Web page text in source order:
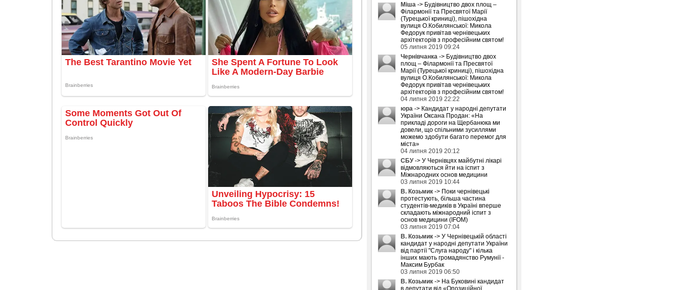
Міша -> Будівництво двох площ –
Філармонії та Пресвятої Марії
(Турецької криниці), пішохідна
вулиця О.Кобилянської: Микола
Федорук привітав чернівецьких
архітекторів з професійним святом!
05 липня 2019 09:24
Чернівчанка -> Будівництво двох
площ – Філармонії та Пресвятої
Марії (Турецької криниці), пішохідна
вулиця О.Кобилянської: Микола
Федорук привітав чернівецьких
архітекторів з професійним святом!
04 липня 2019 22:22
юра -> Кандидат у народні депутати
України Оксана Продан: «На
прикладі дороги на Щербанюка ми
довели, що спільними зусиллями
можемо здобути багато перемог для
міста»
04 липня 2019 20:12
СБУ-> У Чернівцях майбутні лікарі
відмовляються йти на іспит з
Міжнародних основ медицини
03 липня 2019 10:44
В. Козьмик -> Поки чернівецькі
протестують, більша частина
студентів-медиків в Україні вперше
складають міжнародний іспит з
основ медицини (IFOM)
03 липня 2019 07:04
В. Козьмик -> У Чернівецькій області
кандидат у народні депутати України
від партії "Слуга народу" і кілька
інших мають громадянство Румунії -
Максим Бурбак
03 липня 2019 06:50
В. Козьмик -> На Буковині кандидат
в депутати від «Опозиційної